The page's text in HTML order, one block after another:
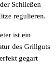
Schließen
regulieren.
ist ein
des Grillguts
gegart